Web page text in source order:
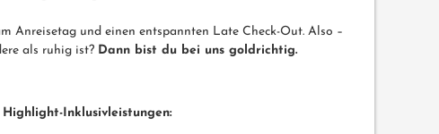
Anreisetag und einen entspannten Late Check-Out. Also –
als ruhig ist? Dann bist du bei uns goldrichtig.
Inklusivleistungen: